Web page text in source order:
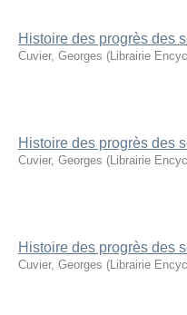
Histoire des progrès des
Cuvier, Georges (Librairie
Histoire des progrès des
Cuvier, Georges (Librairie
Histoire des progrès des
Cuvier, Georges (Librairie